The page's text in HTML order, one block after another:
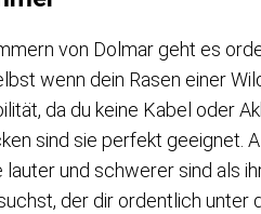
von Dolmar geht es
wenn dein Rasen einer
da du keine Kabel oder
sind sie perfekt geeignet.
und schwerer sind als
der dir ordentlich unter